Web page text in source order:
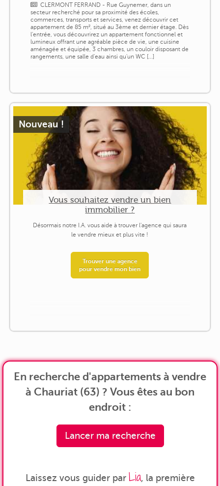
CLERMONT FERRAND - Rue Guynemer, dans un
secteur recherché pour sa proximité des écoles,
commerces, transports et services, venez découvrir cet
appartement de 85 m², situé au 3ème et dernier étage. Dès
l'entrée, vous découvrirez un appartement fonctionnel et
lumineux offrant une agréable pièce de vie, une cuisine
aménagée et équipée, 3 chambres, un couloir disposant de
rangements, une salle d'eau ainsi qu'un WC [...]
Nouveau !
Vous souhaitez vendre un bien
immobilier ?
Désormais notre I.A. vous aide à trouver l'agence qui saura
le vendre mieux et plus vite !
Trouver une agence
pour vendre mon bien
En recherche d'appartements à vendre
à Chauriat (63) ? Vous êtes au bon
endroit :
Lancer ma recherche
Laissez vous guider par Lia, la première